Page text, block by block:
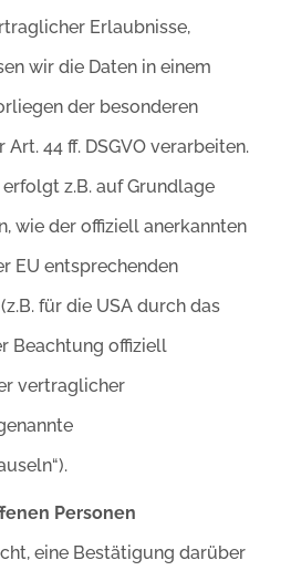
Erlaubnisse,
wir die Daten in einem
der besonderen
44 ff. DSGVO verarbeiten.
z.B. auf Grundlage
wie der offiziell anerkannten
EU entsprechenden
für die USA durch das
Beachtung offiziell
vertraglicher
Personen
eine Bestätigung darüber